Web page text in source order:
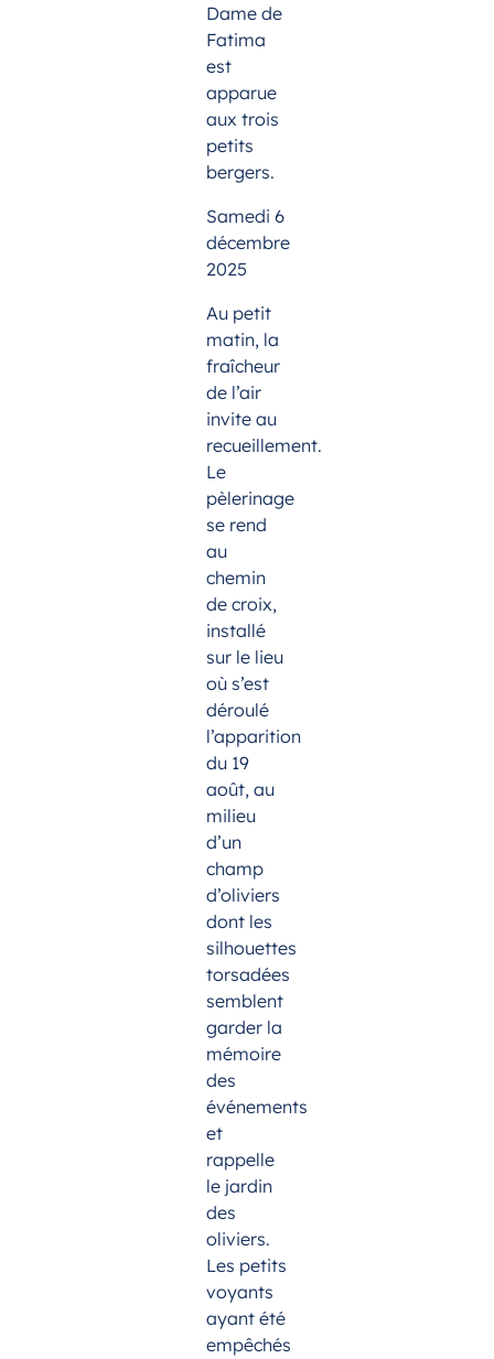
Dame de
Fatima
est
apparue
aux trois
petits
bergers.
Samedi 6
décembre
2025
Au petit
matin, la
fraîcheur
de l’air
invite au
recueillement.
Le
pèlerinage
se rend
au
chemin
de croix,
installé
sur le lieu
où s’est
déroulé
l’apparition
du 19
août, au
milieu
d’un
champ
d’oliviers
dont les
silhouettes
torsadées
semblent
garder la
mémoire
des
événements
et
rappelle
le jardin
des
oliviers.
Les petits
voyants
ayant été
empêchés